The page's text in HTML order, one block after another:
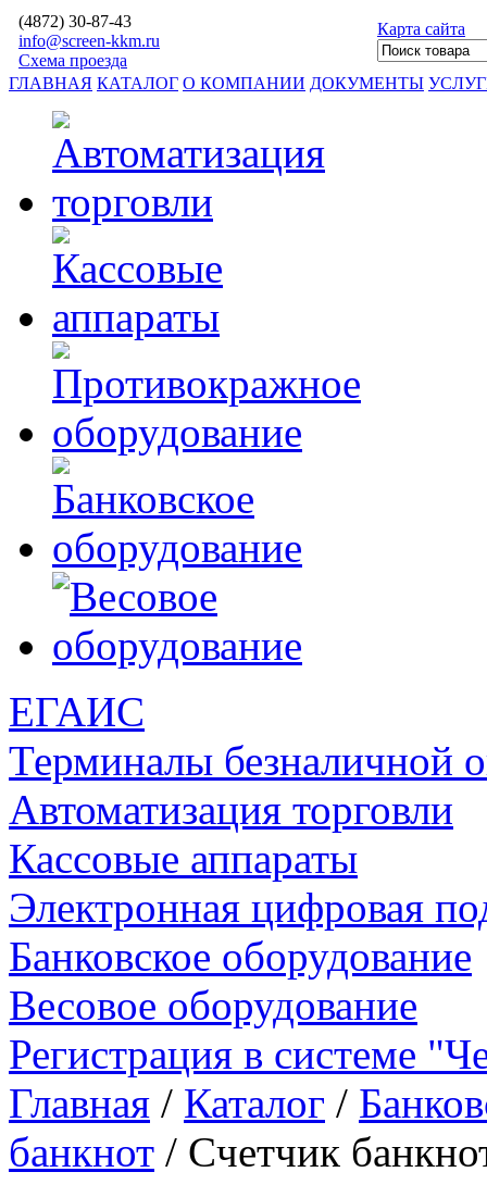
(4872) 30-87-43
info@screen-kkm.ru
Схема проезда
Карта сайта
ГЛАВНАЯ КАТАЛОГ О КОМПАНИИ ДОКУМЕНТЫ
ЕГАИС
Терминалы безналичной
Автоматизация торговли
Кассовые аппараты
Электронная цифровая
Банковское оборудование
Весовое оборудование
Регистрация в системе
Главная / Каталог /
банкнот / Cчетчик